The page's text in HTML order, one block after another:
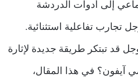
إلى أدوات الدردشة
تجارب تفاعلية استثنائية.
قد تبتكر طريقة جديدة لإثارة
آيفون؟ في هذا المقال،